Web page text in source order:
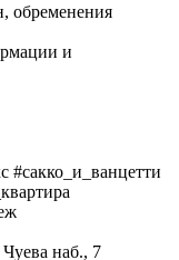
обременения
и
#сакко_и_ванцетти